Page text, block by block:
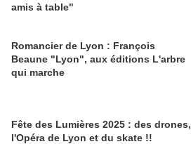
amis à table"
Romancier de Lyon : François
Beaune "Lyon", aux éditions L'arbre
qui marche
Fête des Lumières 2025 : des drones,
l'Opéra de Lyon et du skate !!